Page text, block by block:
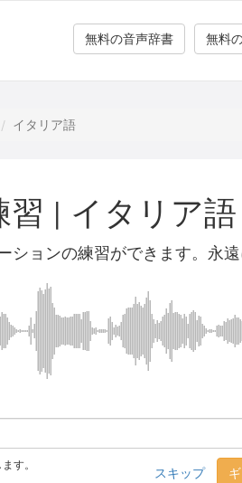
無料
無料の音声辞書
イタリア語
習 | イタリア語
ョンの練習ができます。永遠
スキップ
す。